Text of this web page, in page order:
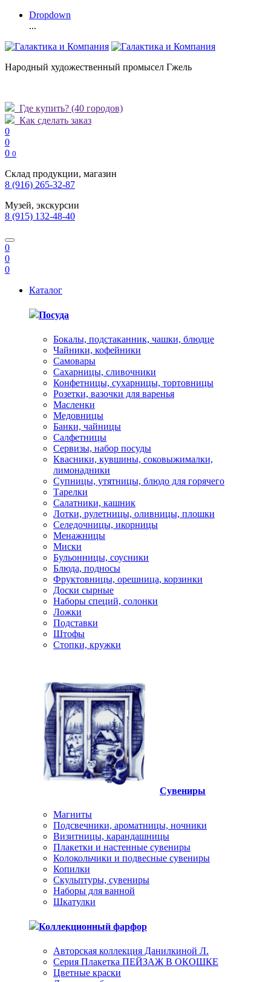
Dropdown
...
Народный художественный промысел Гжель
Где купить? (40 городов)
Как сделать заказ
0
0
0 0
Склад продукции, магазин
8 (916) 265-32-87
Музей, экскурсии
8 (915) 132-48-40
0
0
0
Каталог
Посуда
Бокалы, подстаканник, чашки, блюдце
Чайники, кофейники
Самовары
Сахарницы, сливочники
Конфетницы, сухарницы, тортовницы
Розетки, вазочки для варенья
Масленки
Медовницы
Банки, чайницы
Салфетницы
Сервизы, набор посуды
Квасники, кувшины, соковыжималки,
лимонадники
Супницы, утятницы, блюдо для горячего
Тарелки
Салатники, кашник
Лотки, рулетницы, оливницы, плошки
Селедочницы, икорницы
Менажницы
Миски
Бульонницы, соусники
Блюда, подносы
Фруктовницы, орешница, корзинки
Доски сырные
Наборы специй, солонки
Ложки
Подставки
Штофы
Стопки, кружки
Сувениры
Магниты
Подсвечники, ароматницы, ночники
Визитницы, карандашницы
Плакетки и настенные сувениры
Колокольчики и подвесные сувениры
Копилки
Скульптуры, сувениры
Наборы для ванной
Шкатулки
Коллекционный фарфор
Авторская коллекция Данилкиной Л.
Серия Плакетка ПЕЙЗАЖ В ОКОШКЕ
Цветные краски